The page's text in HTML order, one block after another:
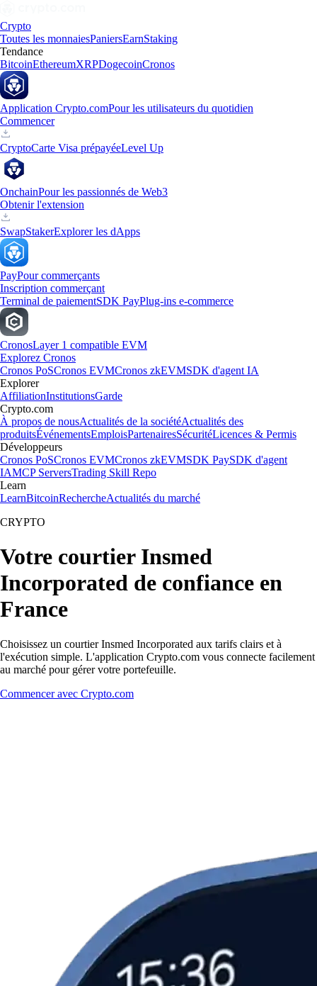
Crypto
Toutes les monnaiesPaniersEarnStaking
Tendance
BitcoinEthereumXRPDogecoinCronos
Application Crypto.comPour les utilisateurs du quotidien
Commencer
CryptoCarte Visa prépayéeLevel Up
OnchainPour les passionnés de Web3
Obtenir l'extension
SwapStakerExplorer les dApps
PayPour commerçants
Inscription commerçant
Terminal de paiementSDK PayPlug-ins e-commerce
CronosLayer 1 compatible EVM
Explorez Cronos
Cronos PoSCronos EVMCronos zkEVMSDK d'agent IA
Explorer
AffiliationInstitutionsGarde
Crypto.com
À propos de nousActualités de la sociétéActualités des
produitsÉvénementsEmploisPartenairesSécuritéLicences & Permis
Développeurs
Cronos PoSCronos EVMCronos zkEVMSDK PaySDK d'agent
IAMCP ServersTrading Skill Repo
Learn
LearnBitcoinRechercheActualités du marché
CRYPTO
Votre courtier Insmed
Incorporated de confiance en
France
Choisissez un courtier Insmed Incorporated aux tarifs clairs et à
l'exécution simple. L'application Crypto.com vous connecte facilement
au marché pour gérer votre portefeuille.
Commencer avec Crypto.com